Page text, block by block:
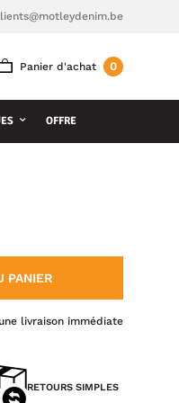
Panier d'achat 0
OFFRE
PANIER
livraison immédiate
RETOURS SIMPLES